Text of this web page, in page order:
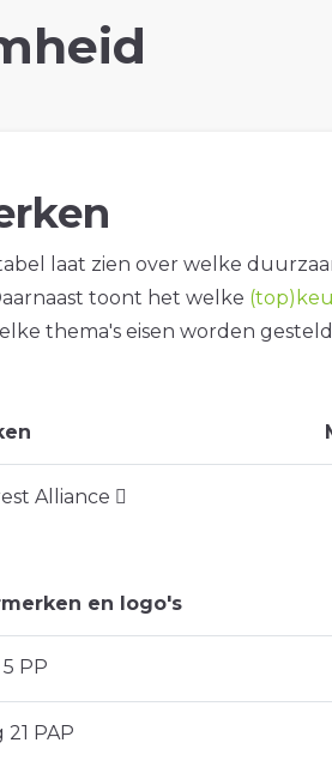
laat zien over welke
toont het welke
thema's eisen worden
Alliance
en logo's
PP
21 PAP